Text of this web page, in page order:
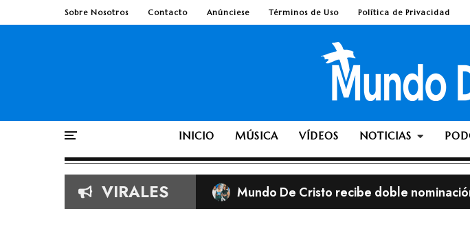
Sobre Nosotros Contacto Anúnciese Términos de Uso Política de Privacidad
INICIO MÚSICA VÍDEOS NOTICIAS
VIRALES Mundo De Cristo recibe doble
Imágenes virales de Lionel Messi en
Según la Biblia; ¿Es pecado ante Dios
TobyMac de estreno, con el álbum «This